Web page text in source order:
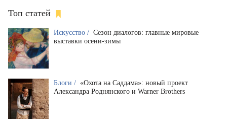
Топ статей
Искусство / Сезон диалогов: главные мировые
выставки осени-зимы
Блоги / «Охота на Саддама»: новый проект
Александра Роднянского и Warner Brothers